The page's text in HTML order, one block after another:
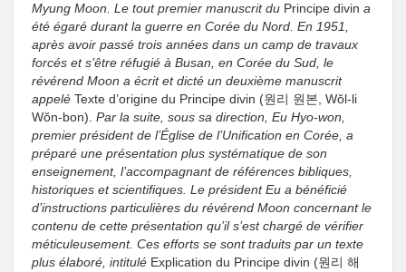
Myung Moon. Le tout premier manuscrit du Principe divin a
été égaré durant la guerre en Corée du Nord. En 1951,
après avoir passé trois années dans un camp de travaux
forcés et s’être réfugié à Busan, en Corée du Sud, le
révérend Moon a écrit et dicté un deuxième manuscrit
appelé Texte d’origine du Principe divin (원리 원본, Wŏl-li
Wŏn-bon). Par la suite, sous sa direction, Eu Hyo-won,
premier président de l’Église de l’Unification en Corée, a
préparé une présentation plus systématique de son
enseignement, l’accompagnant de références bibliques,
historiques et scientifiques. Le président Eu a bénéficié
d’instructions particulières du révérend Moon concernant le
contenu de cette présentation qu’il s’est chargé de vérifier
méticuleusement. Ces efforts se sont traduits par un texte
plus élaboré, intitulé Explication du Principe divin (원리 해